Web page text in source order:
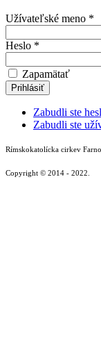
Užívateľské meno *
Heslo *
Zapamätať
Zabudli ste
Zabudli ste
Rímskokatolícka cirkev
Copyright © 2014 - 2022.